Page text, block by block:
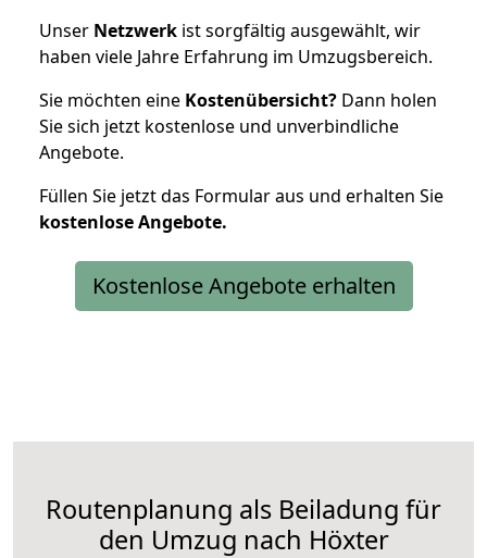
Unser Netzwerk ist sorgfältig ausgewählt, wir
haben viele Jahre Erfahrung im Umzugsbereich.
Sie möchten eine Kostenübersicht? Dann holen
Sie sich jetzt kostenlose und unverbindliche
Angebote.
Füllen Sie jetzt das Formular aus und erhalten Sie
kostenloseAngebote.
Kostenlose Angebote erhalten
Routenplanung als Beiladung für
den Umzug nach Höxter